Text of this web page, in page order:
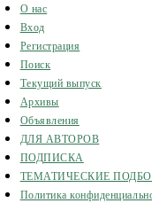
О нас
Вход
Регистрация
Поиск
Текущий выпуск
Архивы
Объявления
ДЛЯ АВТОРОВ
ПОДПИСКА
ТЕМАТИЧЕСКИЕ
Политика